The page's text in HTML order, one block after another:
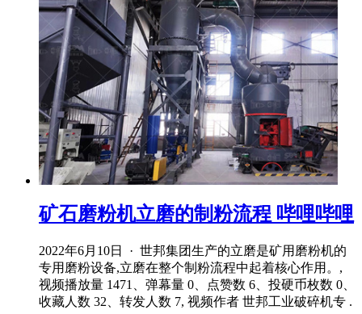
矿石磨粉机立磨的制粉流程 哔哩哔哩
2022年6月10日 · 世邦集团生产的立磨是矿用磨粉机的
专用磨粉设备,立磨在整个制粉流程中起着核心作用。,
视频播放量 1471、弹幕量 0、点赞数 6、投硬币枚数 0、
收藏人数 32、转发人数 7, 视频作者 世邦工业破碎机专 .